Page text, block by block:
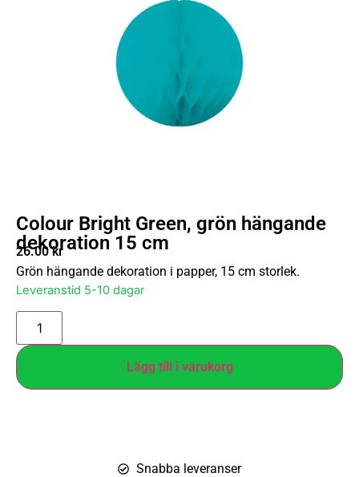
Colour Bright Green, grön hängande
dekoration 15 cm
26.00kr
Grön hängande dekoration i papper, 15 cm storlek.
Leveranstid 5-10 dagar
Lägg till i varukorg
Snabba leveranser